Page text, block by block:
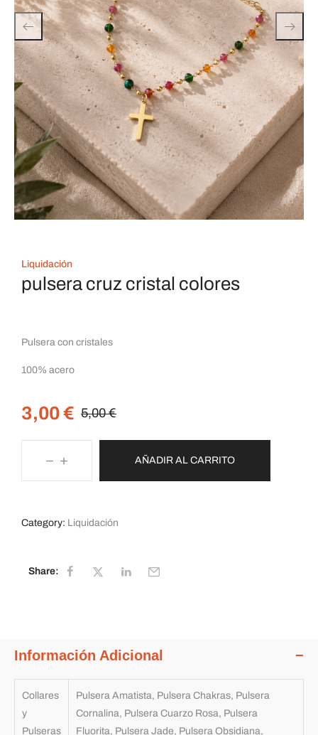
Liquidación
pulsera cruz cristal colores
Pulsera con cristales
100% acero
5,00€
3,00€
AÑADIR AL CARRITO
Category: Liquidación
Share:
Información Adicional
Collares
y
Pulseras
Pulsera Amatista, Pulsera Chakras, Pulsera
Cornalina, Pulsera Cuarzo Rosa, Pulsera
Fluorita, Pulsera Jade, Pulsera Obsidiana,